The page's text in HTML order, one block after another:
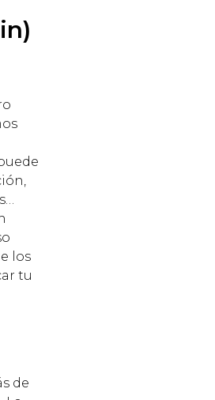
los
tu
de